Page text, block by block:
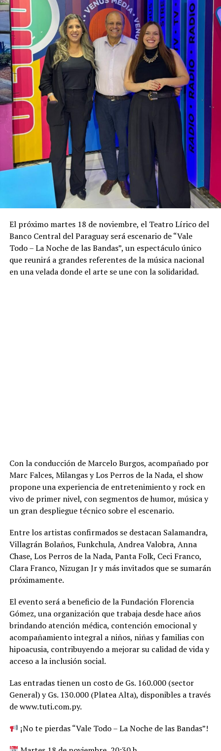
El próximo martes 18 de noviembre, el Teatro Lírico del
Banco Central del Paraguay será escenario de “Vale
Todo – La Noche de las Bandas”, un espectáculo único
que reunirá a grandes referentes de la música nacional
en una velada donde el arte se une con la solidaridad.
Con la conducción de Marcelo Burgos, acompañado por
Marc Falces, Milangas y Los Perros de la Nada, el show
propone una experiencia de entretenimiento y rock en
vivo de primer nivel, con segmentos de humor, música y
un gran despliegue técnico sobre el escenario.
Entre los artistas confirmados se destacan Salamandra,
Villagrán Bolaños, Funkchula, Andrea Valobra, Anna
Chase, Los Perros de la Nada, Panta Folk, Ceci Franco,
Clara Franco, Nizugan Jr y más invitados que se sumarán
próximamente.
El evento será a beneficio de la Fundación Florencia
Gómez, una organización que trabaja desde hace años
brindando atención médica, contención emocional y
acompañamiento integral a niños, niñas y familias con
hipoacusia, contribuyendo a mejorar su calidad de vida y
acceso a la inclusión social.
Las entradas tienen un costo de Gs. 160.000 (sector
General) y Gs. 130.000 (Platea Alta), disponibles a través
de www.tuti.com.py.
¡No te pierdas “Vale Todo – La Noche de las Bandas”!